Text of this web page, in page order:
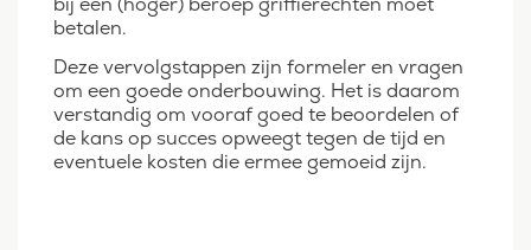
betalen.
Deze vervolgstappen zijn formeler en vragen
om een goede onderbouwing. Het is daarom
verstandig om vooraf goed te beoordelen of
de kans op succes opweegt tegen de tijd en
eventuele kosten die ermee gemoeid zijn.